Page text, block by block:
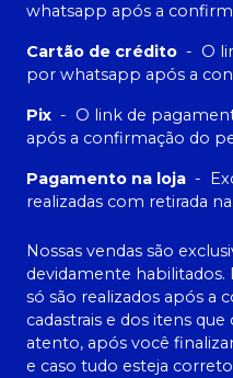
whatsapp após a
Cartão de crédito - O
por whatsapp após a
Pix - O link de
após a confirmação do
Pagamento na loja -
realizadas com retirada
Nossas vendas são
devidamente
só são realizados após a
cadastrais e dos itens
atento, após você
e caso tudo esteja